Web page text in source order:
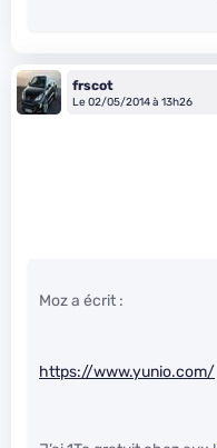
frscot
Le 02/05/2014 à 13h26
Moz a écrit :
https://www.yunio.com/